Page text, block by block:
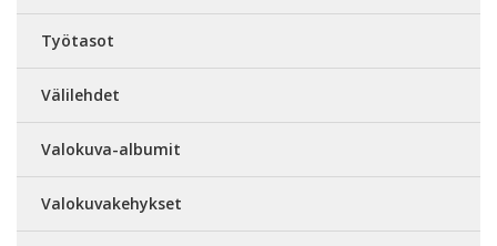
Työtasot
Välilehdet
Valokuva-albumit
Valokuvakehykset